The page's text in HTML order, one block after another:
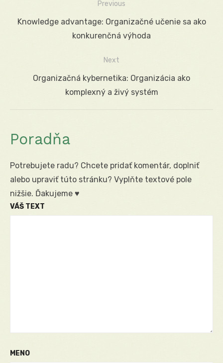
Navigácia
Previous
Previous
Knowledge advantage: Organizačné učenie sa ako
konkurenčná výhoda
Next
Organizačná kybernetika: Organizácia ako
komplexný a živý systém
Poradňa
Potrebujete radu? Chcete pridať komentár, doplniť
alebo upraviť túto stránku? Vyplňte textové pole
nižšie. Ďakujeme ♥
VÁŠ TEXT
MENO